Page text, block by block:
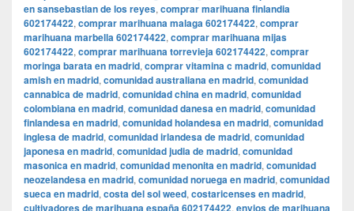
en sansebastian de los reyes, comprar marihuana finlandia
602174422, comprar marihuana malaga 602174422, comprar
marihuana marbella 602174422, comprar marihuana mijas
602174422, comprar marihuana torrevieja 602174422, comprar
moringa barata en madrid, comprar vitamina c madrid, comunidad
amish en madrid, comunidad australiana en madrid, comunidad
cannabica de madrid, comunidad china en madrid, comunidad
colombiana en madrid, comunidad danesa en madrid, comunidad
finlandesa en madrid, comunidad holandesa en madrid, comunidad
inglesa de madrid, comunidad irlandesa de madrid, comunidad
japonesa en madrid, comunidad judia de madrid, comunidad
masonica en madrid, comunidad menonita en madrid, comunidad
neozelandesa en madrid, comunidad noruega en madrid, comunidad
sueca en madrid, costa del sol weed, costaricenses en madrid,
cultivadores de marihuana españa 602174422, envios de marihuana